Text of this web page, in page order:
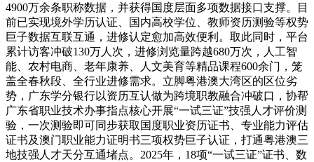
4900万余条职称数据，并获得国度层面多项数据接口支撑。目
前已实现境外学历认证、国内高校学位、教师资历测验等权势
巨子数据互联互通，进修认定愈加高效便利。取此同时，平台
累计访客冲破130万人次，进修浏览量跨越680万次，人工智
能、农村电商、老年康养、人文美育等精品课程600余门，笼
盖全春秋段、全行业进修需求。立脚粤港澳大湾区的区位劣
势，广东学分银行以资历互认做为跨境职教融合冲破口，协帮
广东省职业技术办事指点核心开展“一试三证”技强人才评价测
验，一次测验即可同步获取国度职业资历证书、专业能力评估
证书及澳门职业能力证明书三项权势巨子认证，打通粤港澳三
地技强人才天分互通堵点。2025年，18项“一试三证”证书、数